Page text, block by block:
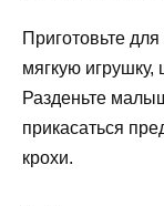
Приготовьте
мягкую игрушку,
Разденьте
прикасаться
крохи.